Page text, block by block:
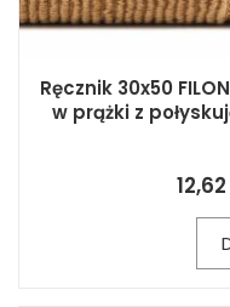
Ręcznik 30x50
w prążki z
12,62